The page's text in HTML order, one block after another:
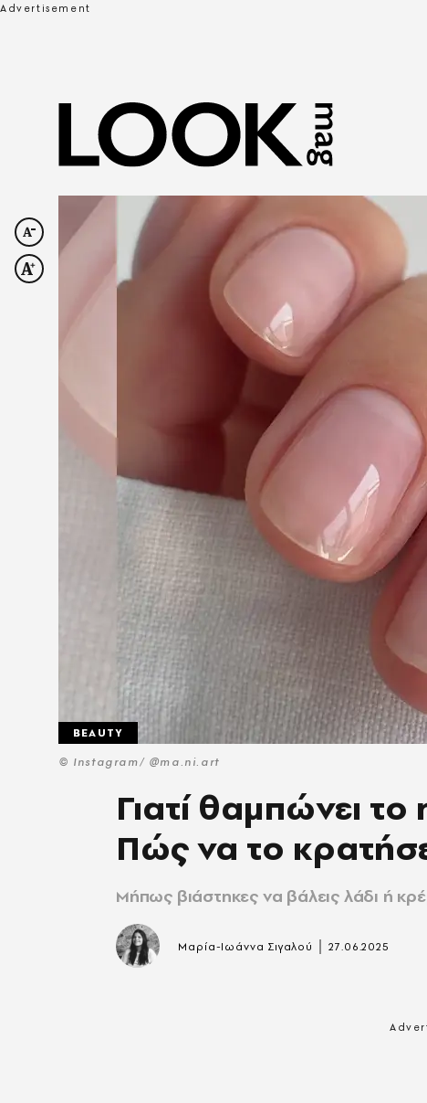
© Instagram/ @ma.ni.art
BEAUTY
Γιατί θαμπώνει το
Πώς να το
Μήπως βιάστηκες να βάλεις λάδι ή
Μαρία-Ιωάννα Σιγαλού |27.06.2025